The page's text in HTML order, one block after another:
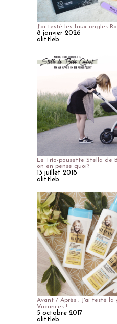
J'ai testé les faux ongles
8 janvier 2026
alittleb
Le Trio-pousette Stella de
on en pense quoi?
13 juillet 2018
alittleb
Avant / Après : J'ai testé la
Vacances !
5 octobre 2017
alittleb